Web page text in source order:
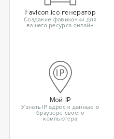
Favicon.ico генератор
Создание фавиконки для
вашего ресурса онлайн
Мой IP
Узнать IP адрес и данные о
браузере своего
компьютера